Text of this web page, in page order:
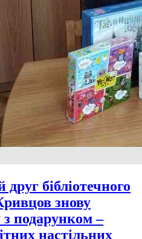
бібліотечного
знову
з подарунком –
настільних